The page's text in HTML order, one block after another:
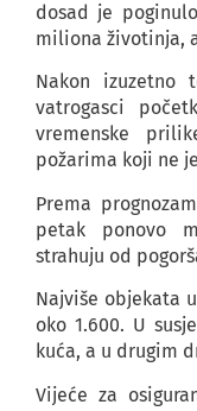
dosad je
miliona životinja,
Nakon izuzetno
vatrogasci
vremenske
požarima koji ne
Prema
petak ponovo
strahuju od
Najviše objekata
oko 1.600. U
kuća, a u drugim
Vijeće za